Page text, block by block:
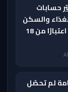
حسابات
والسكن
قد تدخل تقييم العبء العام اعتبارًا من 18
لم تحصّل